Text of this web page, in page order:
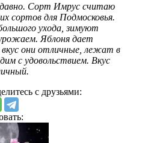
Сорт Имрус считаю
сортов для Подмосковья.
ухода, зимуют
Яблоня дает
они отличные, лежат в
с удовольствием. Вкус
с друзьями: